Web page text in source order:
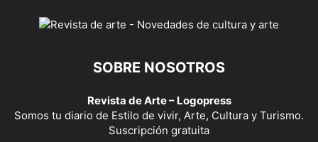
SOBRE NOSOTROS
Revista de Arte – Logopress
Somos tu diario de Estilo de vivir, Arte, Cultura y Turismo.
Suscripción gratuita